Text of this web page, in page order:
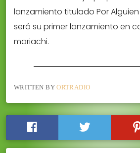
lanzamiento titulado Por
será su primer lanzamiento en
mariachi.
WRITTEN BYORTRADIO